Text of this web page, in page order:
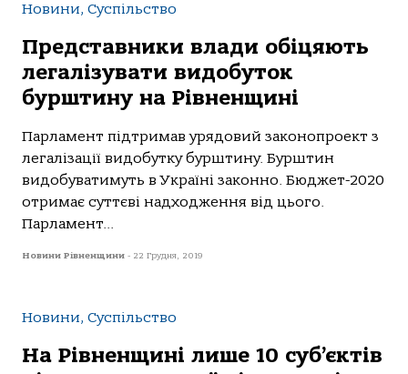
Новини, Суспільство
Представники влади обіцяють
легалізувати видобуток
бурштину на Рівненщині
Парламент підтримав урядовий законопроект з
легалізації видобутку бурштину. Бурштин
видобуватимуть в Україні законно. Бюджет-2020
отримає суттєві надходження від цього.
Парламент...
Новини Рівненщини - 22 Грудня, 2019
Новини, Суспільство
На Рівненщині лише 10 суб’єктів